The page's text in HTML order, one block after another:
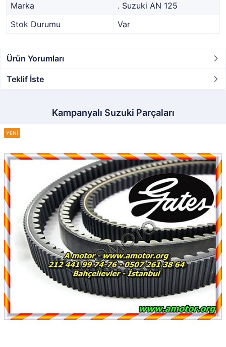
Marka
. Suzuki AN 125
Stok Durumu
Var
Ürün Yorumları
Teklif İste
Kampanyalı Suzuki Parçaları